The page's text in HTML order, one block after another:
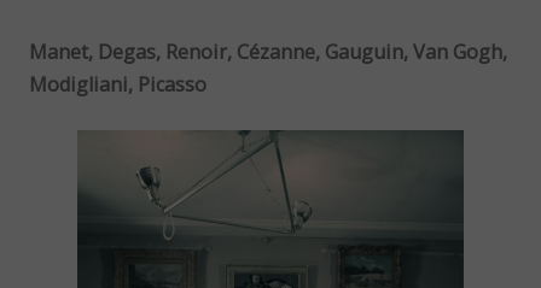
Manet, Degas, Renoir, Cézanne, Gauguin, Van Gogh,
Modigliani, Picasso